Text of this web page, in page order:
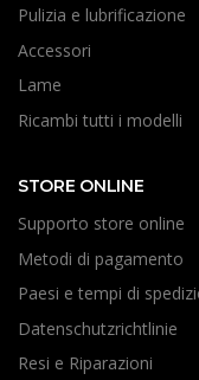
Pulizia e lubrificazione
Accessori
Lame
Ricambi tutti i modelli
STORE ONLINE
Supporto store online
Metodi di pagamento
Paesi e tempi di
Datenschutzrichtlinie
Resi e Riparazioni